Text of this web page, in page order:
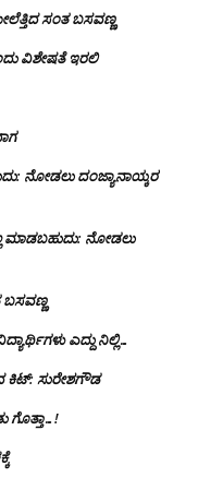
ಸಂತ ಬಸವಣ್ಣ
ವಿಶೇಷತೆ ಇರಲಿ
ನೋಡಲು ದಂಜ್ಯಾನಾಯ್ಕರ
ಮಾಡಬಹುದು: ನೋಡಲು
ಬಸವಣ್ಣ
ಎದ್ದು ನಿಲ್ಲಿ…
ಕಿಟ್: ಸುರೇಶಗೌಡ
ಗೊತ್ತಾ…!